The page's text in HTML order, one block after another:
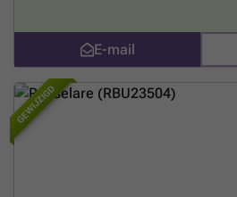
over 3 gebouwen die elk een West-
naar de voormalige Vlasstraat op de
Spinnerie en Linnerie. De variatie aan
we vlot kunnen inspelen op jouw
doorzonappartement met 2 terrassen,
slaapkamerappartement tot een
wooneenhedeen hebben dankzij de
waardoor je geniet van 100% korting op
E-mail
GEWIJZIGD